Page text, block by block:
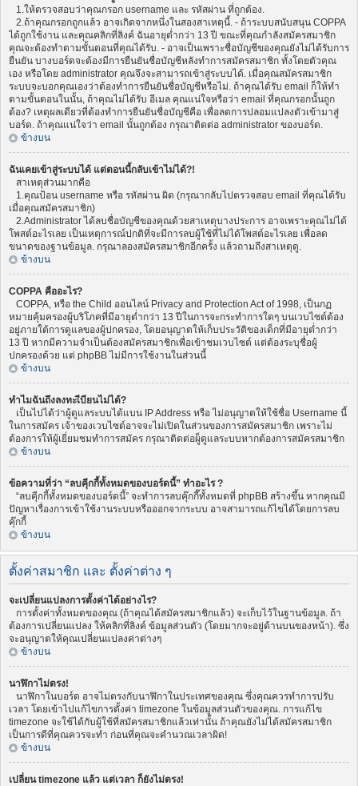
1.ให้ตรวจสอบว่าคุณกรอก username และ รหัสผ่าน ที่ถูกต้อง.
2.ถ้าคุณกรอกถูกแล้ว อาจเกิดจากหนึ่งในสองสาเหตุนี้. - ถ้าระบบสนับสนุน COPPA
ได้ถูกใช้งาน และคุณคลิกที่ลิงค์ ฉันอายุต่ำกว่า 13 ปี ขณะที่คุณกำลังสมัครสมาชิก
คุณจะต้องทำตามขั้นตอนที่คุณได้รับ. - อาจเป็นเพราะชื่อบัญชีของคุณยังไม่ได้รับการ
ยืนยัน บางบอร์ดจะต้องมีการยืนยันชื่อบัญชีหลังทำการสมัครสมาชิก ทั้งโดยตัวคุณ
เอง หรือโดย administrator คุณจึงจะสามารถเข้าสู่ระบบได้. เมื่อคุณสมัครสมาชิก
ระบบจะบอกคุณเองว่าต้องทำการยืนยันชื่อบัญชีหรือไม่. ถ้าคุณได้รับ email ก็ให้ทำ
ตามขั้นตอนในนั้น, ถ้าคุณไม่ได้รับ อีเมล คุณแน่ใจหรือว่า email ที่คุณกรอกนั้นถูก
ต้อง? เหตุผลเดียวที่ต้องทำการยืนยันชื่อบัญชีคือ เพื่อลดการปลอมแปลงตัวเข้ามาสู่
บอร์ด. ถ้าคุณแน่ใจว่า email นั้นถูกต้อง กรุณาติดต่อ administrator ของบอร์ด.
ข้างบน
ฉันเคยเข้าสู่ระบบได้ แต่ตอนนี้กลับเข้าไม่ได้?!
สาเหตุส่วนมากคือ
1.คุณป้อน username หรือ รหัสผ่าน ผิด (กรุณากลับไปตรวจสอบ email ที่คุณได้รับ
เมื่อคุณสมัครสมาชิก)
2.Administrator ได้ลบชื่อบัญชีของคุณด้วยสาเหตุบางประการ อาจเพราะคุณไม่ได้
โพสต์อะไรเลย เป็นเหตุการณ์ปกติที่จะมีการลบผู้ใช้ที่ไม่ได้โพสต์อะไรเลย เพื่อลด
ขนาดของฐานข้อมูล. กรุณาลองสมัครสมาชิกอีกครั้ง แล้วถามถึงสาเหตุดู.
ข้างบน
COPPA คืออะไร?
COPPA, หรือ the Child ออนไลน์ Privacy and Protection Act of 1998, เป็นกฏ
หมายคุ้มครองผู้บริโภคที่มีอายุต่ำกว่า 13 ปีในการจะกระทำการใดๆ บนเวบไซต์ต้อง
อยู่ภายใต้การดูแลของผู้ปกครอง, โดยอนุญาตให้เก็บประวัติของเด็กที่มีอายุต่ำกว่า
13 ปี หากมีความจำเป็นต้องสมัครสมาชิกเพื่อเข้าชมเวบไซต์ แต่ต้องระบุชื่อผู้
ปกครองด้วย แต่ phpBB ไม่มีการใช้งานในส่วนนี้
ข้างบน
ทำไมฉันถึงลงทะเีบียนไม่ได้?
เป็นไปได้ว่าผู้ดูแลระบบได้แบน IP Address หรือ ไม่อนุญาตให้ใช้ชื่อ Username นี้
ในการสมัคร เจ้าของเวบไซต์อาจจะไม่เปิดในส่วนของการสมัครสมาชิก เพราะไม่
ต้องการให้ผู้เยี่ยมชมทำการสมัคร กรุณาติดต่อผู็ดูแลระบบหากต้องการสมัครสมาชิก
ข้างบน
ข้อความที่ว่า “ลบคุีกกี้ทั้งหมดของบอร์ดนี้” ทำอะไร ?
“ลบคุีกกี้ทั้งหมดของบอร์ดนี้” จะทำการลบคุ๊กกี๊ทั้งหมดที่ phpBB สร้างขึ้น หากคุณมี
ปัญหาเรื่องการเข้าใช้งานระบบหรือออกจากระบบ อาจสามารถแก้ไขได้โดยการลบ
คุ๊กกี้
ข้างบน
ตั้งค่าสมาชิก และ ตั้งค่าต่าง ๆ
จะเปลี่ยนแปลงการตั้งค่าได้อย่างไร?
การตั้งค่าทั้งหมดของคุณ (ถ้าคุณได้สมัครสมาชิกแล้ว) จะเก็บไว้ในฐานข้อมูล. ถ้า
ต้องการเปลี่ยนแปลง ให้คลิกที่ลิงค์ ข้อมูลส่วนตัว (โดยมากจะอยู่ด้านบนของหน้า). ซึ่ง
จะอนุญาตให้คุณเปลี่ยนแปลงค่าต่างๆ
ข้างบน
นาฬิกาไม่ตรง!
นาฬิกาในบอร์ด อาจไม่ตรงกับนาฬิกาในประเทศของคุณ ซึ่งคุณควรทำการปรับ
เวลา โดยเข้าไปแก้ไขการตั้งค่า timezone ในข้อมูลส่วนตัวของคุณ. การแก้ไข
timezone จะใช้ได้กับผู้ใช้ที่สมัครสมาชิกแล้วเท่านั้น ถ้าคุณยังไม่ได้สมัครสมาชิก
เป็นการดีที่คุณควรจะทำ ก่อนที่คุณจะคำนวณเวลาผิด!
ข้างบน
เปลี่ยน timezone แล้ว แต่เวลา ก็ยังไม่ตรง!